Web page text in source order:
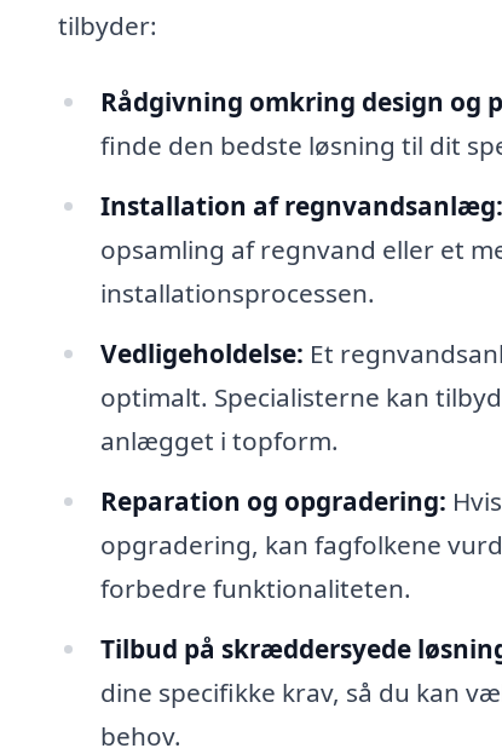
tilbyder:
Rådgivning omkring design og
finde den bedste løsning til dit
Installation af regnvandsanlæg:
opsamling af regnvand eller et
installationsprocessen.
Vedligeholdelse: Et
optimalt. Specialisterne kan
anlægget i topform.
Reparation og opgradering:
opgradering, kan fagfolkene
forbedre funktionaliteten.
Tilbud på skræddersyede
dine specifikke krav, så du kan
behov.